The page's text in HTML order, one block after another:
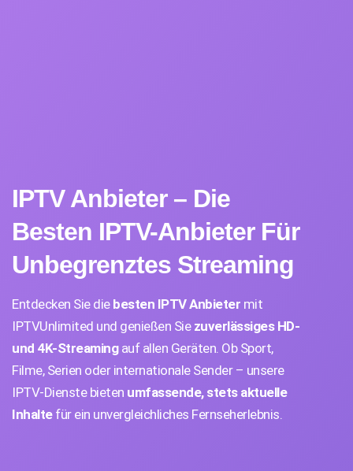
IPTV Anbieter – Die
Besten IPTV-Anbieter Für
Unbegrenztes Streaming
Entdecken Sie die besten IPTV Anbieter mit
IPTVUnlimited und genießen Sie zuverlässiges HD-
und 4K-Streamingauf allen Geräten. Ob Sport,
Filme, Serien oder internationale Sender – unsere
IPTV-Dienste bieten umfassende, stets aktuelle
Inhaltefür ein unvergleichliches Fernseherlebnis.